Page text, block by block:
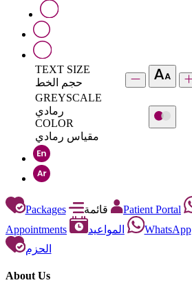
TEXT SIZE
حجم الخط
GREYSCALE
رمادي
COLOR
مقياس رمادي
Packages Patient Portal
Appointments
المواعيد WhatsApp
الحزم
About Us